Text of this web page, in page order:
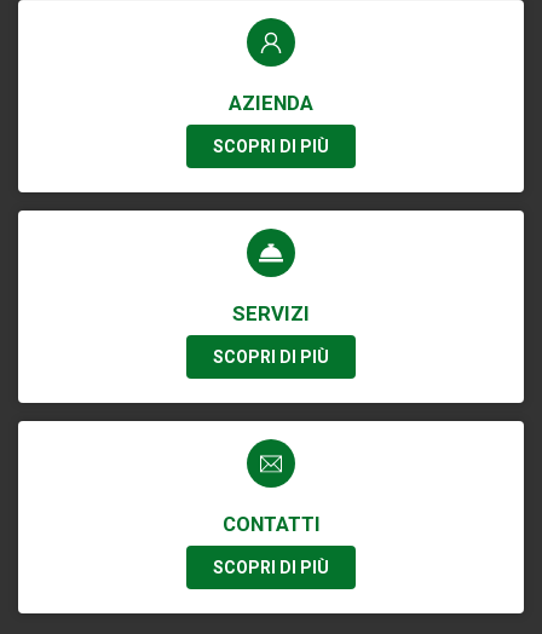
AZIENDA
SCOPRI DI PIÙ
SERVIZI
SCOPRI DI PIÙ
CONTATTI
SCOPRI DI PIÙ